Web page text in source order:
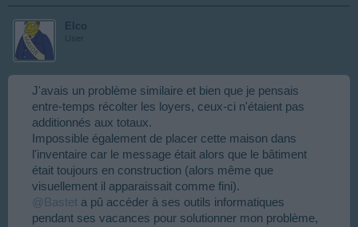
Elco
User
J'avais un problème similaire et bien que je pensais
entre-temps récolter les loyers, ceux-ci n'étaient pas
additionnés aux totaux.
Impossible également de placer cette maison dans
l'inventaire car le message était alors que le bâtiment
était toujours en construction (alors même que
visuellement il apparaissait comme fini).
@Bastet a pû accéder à ses outils informatiques
pendant ses vacances pour solutionner mon problème,